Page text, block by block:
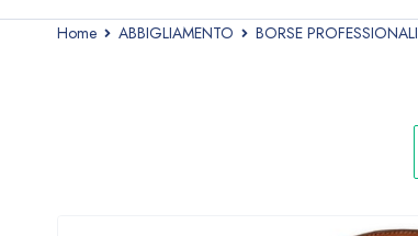
Home ABBIGLIAMENTO BORSE PROFESSIONALI